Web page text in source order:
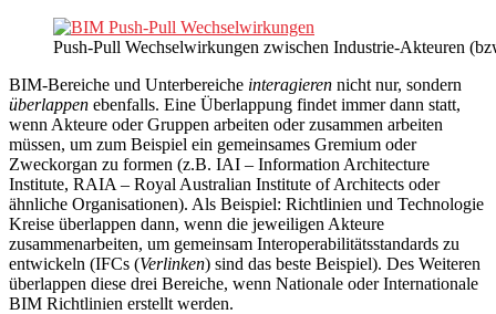
Push-Pull Wechselwirkungen zwischen Industrie-Akteuren
BIM-Bereiche und Unterbereiche interagieren nicht nur, sondern
überlappen ebenfalls. Eine Überlappung findet immer dann statt,
wenn Akteure oder Gruppen arbeiten oder zusammen arbeiten
müssen, um zum Beispiel ein gemeinsames Gremium oder
Zweckorgan zu formen (z.B. IAI – Information Architecture
Institute, RAIA – Royal Australian Institute of Architects oder
ähnliche Organisationen). Als Beispiel: Richtlinien und Technologie
Kreise überlappen dann, wenn die jeweiligen Akteure
zusammenarbeiten, um gemeinsam Interoperabilitätsstandards zu
entwickeln (IFCs (Verlinken) sind das beste Beispiel). Des Weiteren
überlappen diese drei Bereiche, wenn Nationale oder Internationale
BIM Richtlinien erstellt werden.